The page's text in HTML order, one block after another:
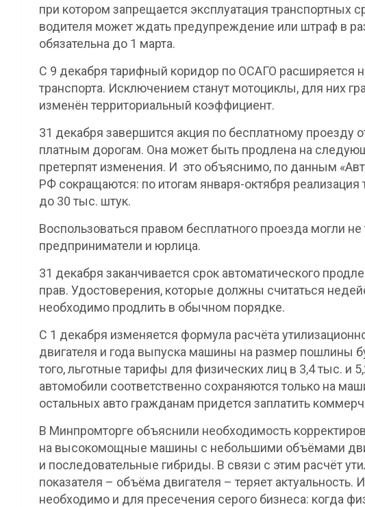
при котором запрещается эксплуатация транспортных
водителя может ждать предупреждение или штраф в
обязательна до 1 марта.
С 9 декабря тарифный коридор по ОСАГО расширяется
транспорта. Исключением станут мотоциклы, для них
изменён территориальный коэффициент.
31 декабря завершится акция по бесплатному проезду
платным дорогам. Она может быть продлена на
претерпят изменения. И это объяснимо, по данным
РФ сокращаются: по итогам января-октября реализация
до 30 тыс. штук.
Воспользоваться правом бесплатного проезда могли
предприниматели и юрлица.
31 декабря заканчивается срок автоматического
прав. Удостоверения, которые должны считаться
необходимо продлить в обычном порядке.
С 1 декабря изменяется формула расчёта
двигателя и года выпуска машины на размер пошлины
того, льготные тарифы для физических лиц в 3,4 тыс. и
автомобили соответственно сохраняются только на
остальных авто гражданам придется заплатить
В Минпромторге объяснили необходимость
на высокомощные машины с небольшими объёмами
и последовательные гибриды. В связи с этим расчёт
показателя – объёма двигателя – теряет
необходимо и для пресечения серого бизнеса: когда